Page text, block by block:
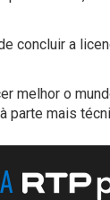
concluir a
melhor o
parte mais